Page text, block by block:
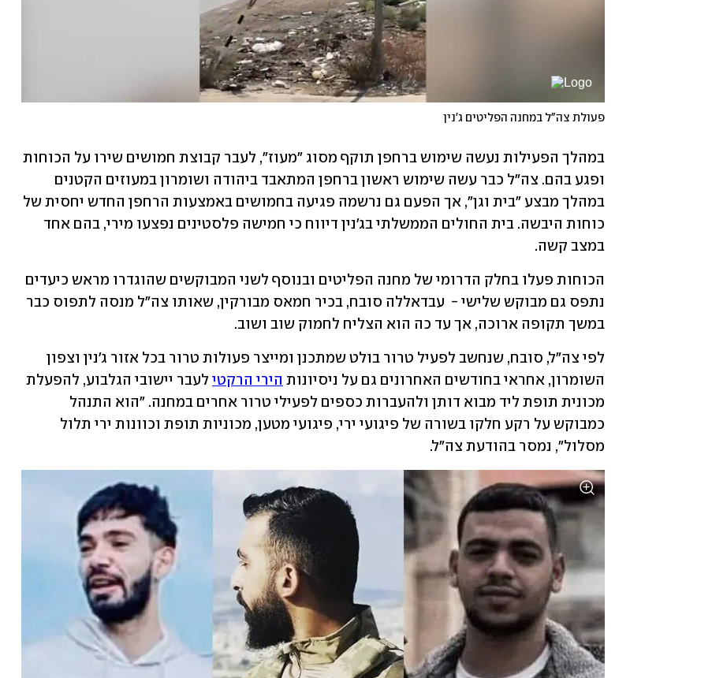
פעולת צה"ל במחנה הפליטים ג'נין
במצב קשה.
במשך תקופה ארוכה, אך עד כה הוא הצליח לחמוק שוב ושוב.
השומרון, אחראי בחודשים האחרונים גם על ניסיונות הירי הרקטי
מסלול", נמסר בהודעת צה"ל.